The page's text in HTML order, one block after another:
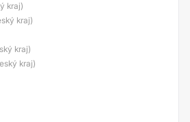
kraj)
kraj)
kraj)
kraj)